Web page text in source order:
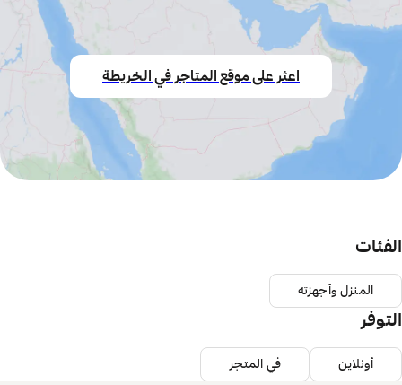
اعثر على موقع المتاجر في الخريطة
الفئات
المنزل وأجهزته
التوفر
أونلاين في المتجر